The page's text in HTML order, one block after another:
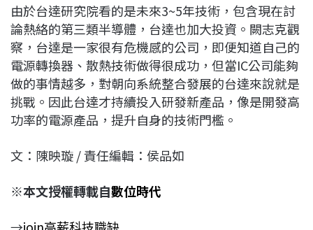
由於台達研究院看的是未來3~5年技術，包含現在討
論熱絡的第三類半導體，台達也加大投資。闕志克觀
察，台達是一家很有危機感的公司，即便知道自己的
電源轉換器、散熱技術做得很成功，但當IC公司能夠
做的事情越多，對朝向系統整合發展的台達來說就是
挑戰。因此台達才持續投入研發新產品，像是開發高
功率的電源產品，提升自身的技術門檻。
文：陳映璇 / 責任編輯：侯品如
※本文授權轉載自數位時代